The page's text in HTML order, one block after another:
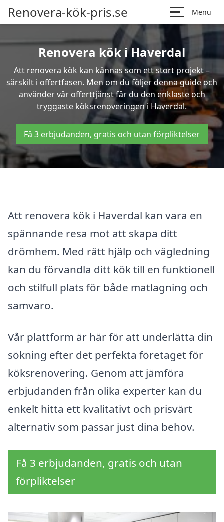
Renovera-kök-pris.se Menu
Renovera kök i Haverdal
Att renovera kök kan kännas som ett stort projekt –
särskilt i offertfasen. Men om du följer denna guide och
använder vår offerttjänst får du den enklaste och
tryggaste köksrenoveringen i Haverdal.
Få 3 erbjudanden, gratis och utan förpliktelser
Att renovera kök i Haverdal kan vara en
spännande resa mot att skapa ditt
drömhem. Med rätt hjälp och vägledning
kan du förvandla ditt kök till en funktionell
och stilfull plats för både matlagning och
samvaro.
Vår plattform är här för att underlätta din
sökning efter det perfekta företaget för
köksrenovering. Genom att jämföra
erbjudanden från olika experter kan du
enkelt hitta ett kvalitativt och prisvärt
alternativ som passar just dina behov.
Få 3 erbjudanden, gratis och utan
förpliktelser